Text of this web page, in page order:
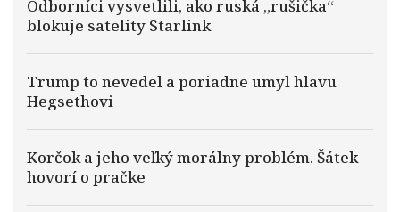
Odborníci vysvetlili, ako ruská „rušička“
blokuje satelity Starlink
Trump to nevedel a poriadne umyl hlavu
Hegsethovi
Korčok a jeho veľký morálny problém. Šátek
hovorí o pračke